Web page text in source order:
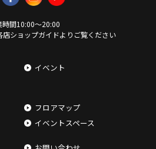
時間10:00〜20:00
ショップガイドよりご覧ください
イベント
フロアマップ
イベントスペース